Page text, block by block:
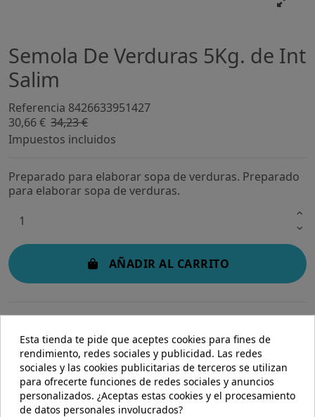
Semola De Verduras 5Kg. de Int
Salim
Referencia 8426633951427
30,66 € 34,23 €
Impuestos incluidos
Preparado para elaborar sopa de verduras. Preparado
para elaborar sopa de verduras.
AÑADIR AL CARRITO
Descripción
Esta tienda te pide que aceptes cookies para fines de
rendimiento, redes sociales y publicidad. Las redes
sociales y las cookies publicitarias de terceros se utilizan
para ofrecerte funciones de redes sociales y anuncios
personalizados. ¿Aceptas estas cookies y el procesamiento
de datos personales involucrados?